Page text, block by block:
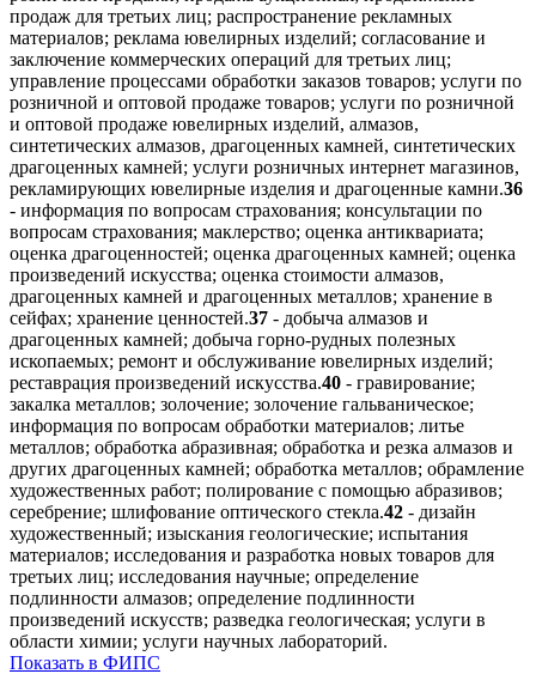
продаж для третьих лиц; распространение рекламных
материалов; реклама ювелирных изделий; согласование и
заключение коммерческих операций для третьих лиц;
управление процессами обработки заказов товаров; услуги по
розничной и оптовой продаже товаров; услуги по розничной
и оптовой продаже ювелирных изделий, алмазов,
синтетических алмазов, драгоценных камней, синтетических
драгоценных камней; услуги розничных интернет магазинов,
рекламирующих ювелирные изделия и драгоценные камни.36
- информация по вопросам страхования; консультации по
вопросам страхования; маклерство; оценка антиквариата;
оценка драгоценностей; оценка драгоценных камней; оценка
произведений искусства; оценка стоимости алмазов,
драгоценных камней и драгоценных металлов; хранение в
сейфах; хранение ценностей.37 - добыча алмазов и
драгоценных камней; добыча горно-рудных полезных
ископаемых; ремонт и обслуживание ювелирных изделий;
реставрация произведений искусства.40 - гравирование;
закалка металлов; золочение; золочение гальваническое;
информация по вопросам обработки материалов; литье
металлов; обработка абразивная; обработка и резка алмазов и
других драгоценных камней; обработка металлов; обрамление
художественных работ; полирование с помощью абразивов;
серебрение; шлифование оптического стекла.42 - дизайн
художественный; изыскания геологические; испытания
материалов; исследования и разработка новых товаров для
третьих лиц; исследования научные; определение
подлинности алмазов; определение подлинности
произведений искусств; разведка геологическая; услуги в
области химии; услуги научных лабораторий.
Показать в ФИПС